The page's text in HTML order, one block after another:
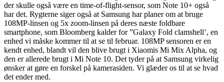
der skulle også være en time-of-flight-sensor, som Note 10+ også
har det. Rygterne siger også at Samsung har planer om at bruge
108MP-linsen og 5x zoom-linsen på deres næste foldbare
smartphone, som Bloomberg kalder for ”Galaxy Fold clamshell’, en
enhed vi måske kommer til at se til februar. 108MP sensoren er en
kendt enhed, blandt vil den blive brugt i Xiaomis Mi Mix Alpha, og
den er allerede brugt i Mi Note 10. Det tyder på at Samsung virkelig
ønsker at gøre en forskel på kamerasiden. Vi glæder os til at se hvad
det ender med.